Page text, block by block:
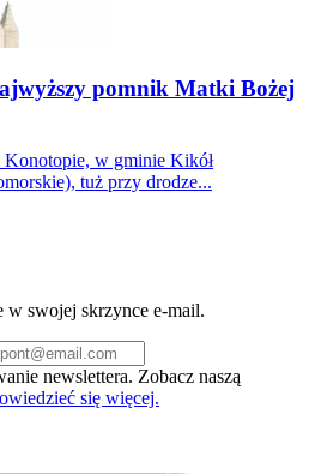
pomnik Matki Bożej
w gminie Kikół
tuż przy drodze...
w swojej skrzynce e-mail.
newslettera. Zobacz naszą
się więcej.